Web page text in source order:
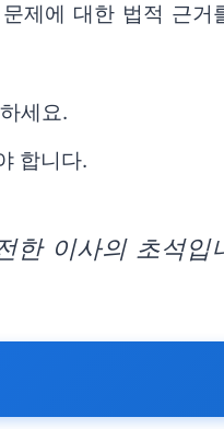
제에 대한 법적 근
세요.
합니다.
한 이사의 초석입